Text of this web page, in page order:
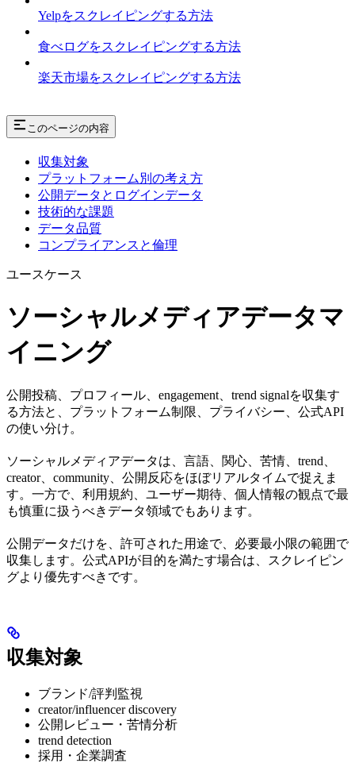
Yelpをスクレイピングする方法
食べログをスクレイピングする方法
楽天市場をスクレイピングする方法
このページの内容
収集対象
プラットフォーム別の考え方
公開データとログインデータ
技術的な課題
データ品質
コンプライアンスと倫理
ユースケース
ソーシャルメディアデータマ
イニング
公開投稿、プロフィール、engagement、trend signalを収集す
る方法と、プラットフォーム制限、プライバシー、公式API
の使い分け。
ソーシャルメディアデータは、言語、関心、苦情、trend、
creator、community、公開反応をほぼリアルタイムで捉えま
す。一方で、利用規約、ユーザー期待、個人情報の観点で最
も慎重に扱うべきデータ領域でもあります。
公開データだけを、許可された用途で、必要最小限の範囲で
収集します。公式APIが目的を満たす場合は、スクレイピン
グより優先すべきです。
収集対象
ブランド/評判監視
creator/influencer discovery
公開レビュー・苦情分析
trend detection
採用・企業調査